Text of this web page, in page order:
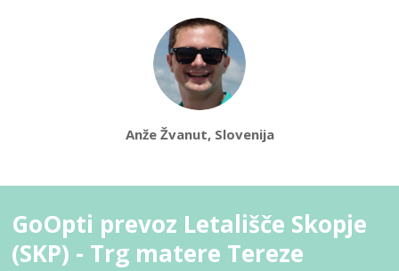
Anže Žvanut, Slovenija
GoOpti prevoz Letališče Skopje
(SKP) - Trg matere Tereze